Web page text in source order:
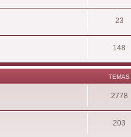
23
148
TEMAS
2778
203